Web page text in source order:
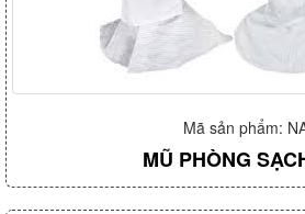
Mã sản phẩm:
MŨ PHÒNG